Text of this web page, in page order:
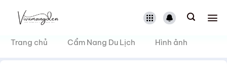
dungTrang chủ Cẩm Nang Du Lịch Hình ảnh